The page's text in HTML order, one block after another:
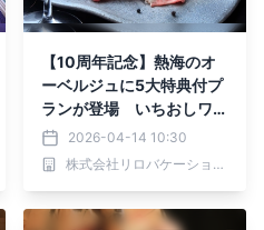
【10周年記念】熱海のオ
ーベルジュに5大特典付プ
ランが登場 いちおしワイ
ンと料理で贅沢なひととき
を｜2026年4月24日～
2026-04-14 10:30
株式会社リロバケーションズ